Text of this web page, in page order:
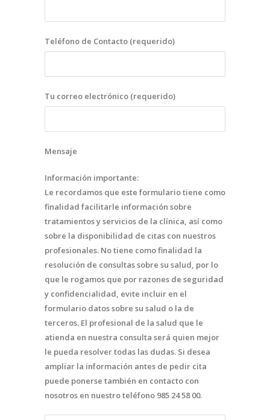
Teléfono de Contacto (requerido)
Tu correo electrónico (requerido)
Mensaje
Información importante:
Le recordamos que este formulario tiene como
finalidad facilitarle información sobre
tratamientos y servicios de la clínica, así como
sobre la disponibilidad de citas con nuestros
profesionales. No tiene como finalidad la
resolución de consultas sobre su salud, por lo
que le rogamos que por razones de seguridad
y confidencialidad, evite incluir en el
formulario datos sobre su salud o la de
terceros. El profesional de la salud que le
atienda en nuestra consulta será quien mejor
le pueda resolver todas las dudas. Si desea
ampliar la información antes de pedir cita
puede ponerse también en contacto con
nosotros en nuestro teléfono 985 24 58 00.